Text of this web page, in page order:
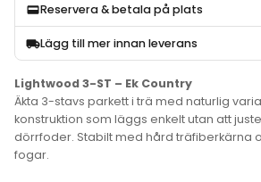
Reservera & betala på plats
Lägg till mer innan leverans
Lightwood 3-ST – Ek Country
Äkta 3-stavs parkett i trä med naturlig
konstruktion som läggs enkelt utan att
dörrfoder. Stabilt med hård träfiberkärna
fogar.